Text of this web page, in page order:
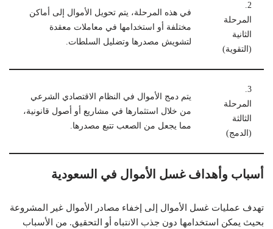
2.
المرحلة
الثانية
(التقوية)
في هذه المرحلة، يتم تحويل الأموال إلى أماكن
مختلفة أو استخدامها في معاملات معقدة
لتشويش مصدرها وتضليل السلطات.
3.
المرحلة
الثالثة
(الدمج)
يتم دمج الأموال في النظام الاقتصادي الشرعي
من خلال استثمارها في مشاريع أو أصول قانونية،
مما يجعل من الصعب تتبع مصدرها.
أسباب وأهداف غسل الأموال في السعودية
تهدف عمليات غسل الأموال إلى إخفاء مصادر الأموال غير المشروعة
بحيث يمكن استخدامها دون جذب الانتباه أو التحقيق. من الأسباب